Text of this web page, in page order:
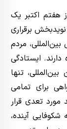
هفتم اکتبر یک
برقراری
مردم
ایستادگی
تنها
برای تمامی
تعدی قرار
آینده،